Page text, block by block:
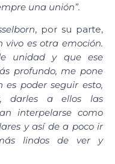
una unión”.
, por su parte,
vivo es otra emoción.
unidad y que ese
profundo, me pone
poder seguir esto,
darles a ellos las
interpelarse como
y así de a poco ir
lindos de ver y